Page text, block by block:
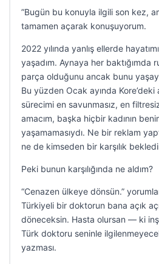
”Bugün bu konuyla ilgili son kez,
tamamen açarak konuşuyorum.
2022 yılında yanlış ellerde
yaşadım. Aynaya her baktığımda
parça olduğunu ancak bunu
Bu yüzden Ocak ayında
sürecimi en savunmasız, en
amacım, başka hiçbir kadının
yaşamamasıydı. Ne bir reklam
ne de kimseden bir karşılık
Peki bunun karşılığında ne aldım?
“Cenazen ülkeye dönsün.”
Türkiyeli bir doktorun bana açık
döneceksin. Hasta olursan — ki
Türk doktoru seninle
yazması.